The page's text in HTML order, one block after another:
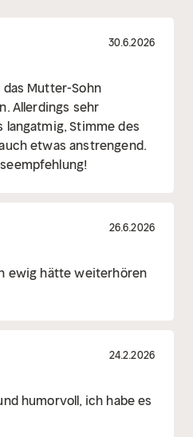
30.6.2026
Mutter-Sohn
Allerdings sehr
Stimme des
etwas anstrengend.
26.6.2026
ewig hätte weiterhören
24.2.2026
humorvoll, ich habe es